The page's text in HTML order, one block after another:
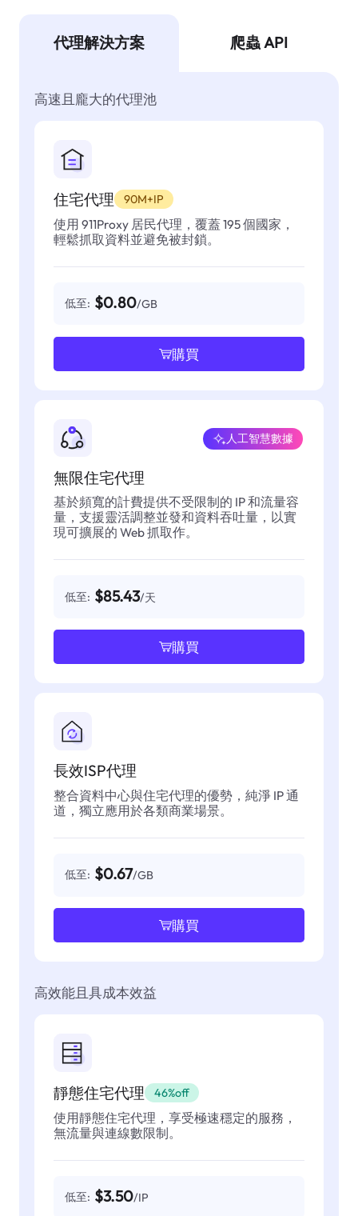
代理解決方案 爬蟲 API
高速且龐大的代理池
住宅代理 90M+IP
使用 911Proxy 居民代理，覆蓋 195 個國家，
輕鬆抓取資料並避免被封鎖。
低至: $0.80/GB
購買
無限住宅代理
人工智慧數據
基於頻寬的計費提供不受限制的 IP 和流量容
量，支援靈活調整並發和資料吞吐量，以實
現可擴展的 Web 抓取作。
低至: $85.43/天
購買
長效ISP代理
整合資料中心與住宅代理的優勢，純淨 IP 通
道，獨立應用於各類商業場景。
低至: $0.67/GB
購買
高效能且具成本效益
靜態住宅代理 46%off
使用靜態住宅代理，享受極速穩定的服務，
無流量與連線數限制。
低至: $3.50/IP